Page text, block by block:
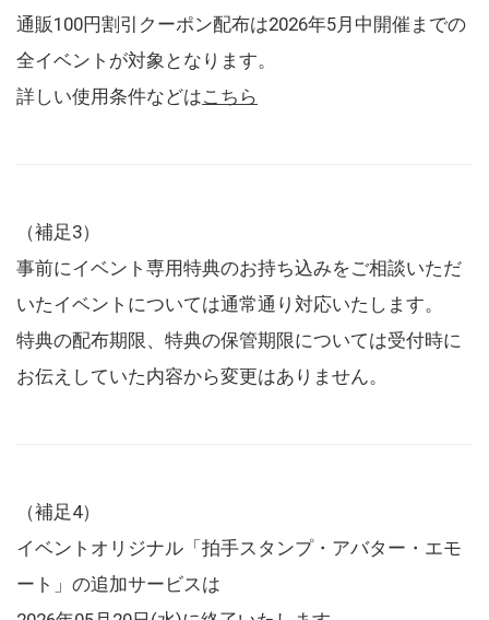
通販100円割引クーポン配布は2026年5月中開催までの
全イベントが対象となります。
詳しい使用条件などはこちら
（補足3）
事前にイベント専用特典のお持ち込みをご相談いただ
いたイベントについては通常通り対応いたします。
特典の配布期限、特典の保管期限については受付時に
お伝えしていた内容から変更はありません。
（補足4）
イベントオリジナル「拍手スタンプ・アバター・エモ
ート」の追加サービスは